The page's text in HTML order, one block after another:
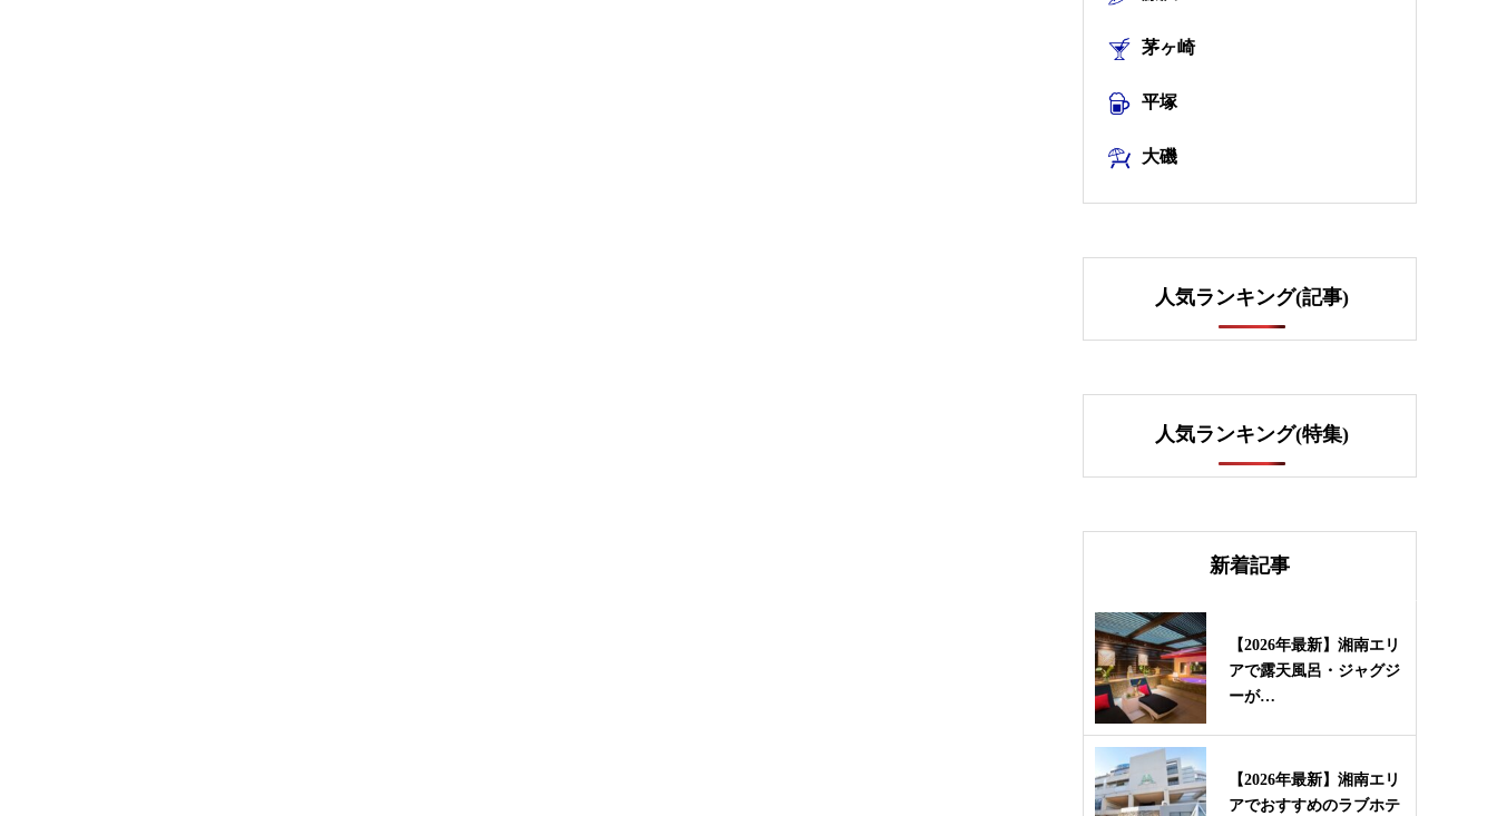
茅ヶ崎
平塚
大磯
人気ランキング(記事)
人気ランキング(特集)
新着記事
【2026年最新】湘南エリ
アで露天風呂・ジャグジ
ーが…
【2026年最新】湘南エリ
アでおすすめのラブホテ